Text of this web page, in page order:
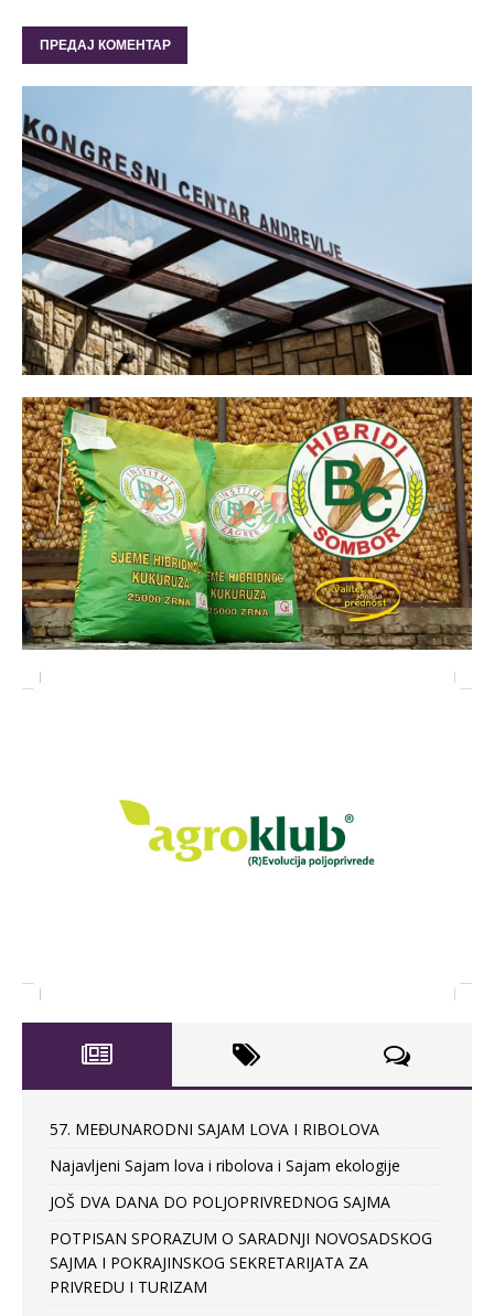
57. MEĐUNARODNI SAJAM LOVA I RIBOLOVA
Najavljeni Sajam lova i ribolova i Sajam ekologije
JOŠ DVA DANA DO POLJOPRIVREDNOG SAJMA
POTPISAN SPORAZUM O SARADNJI NOVOSADSKOG
SAJMA I POKRAJINSKOG SEKRETARIJATA ZA
PRIVREDU I TURIZAM